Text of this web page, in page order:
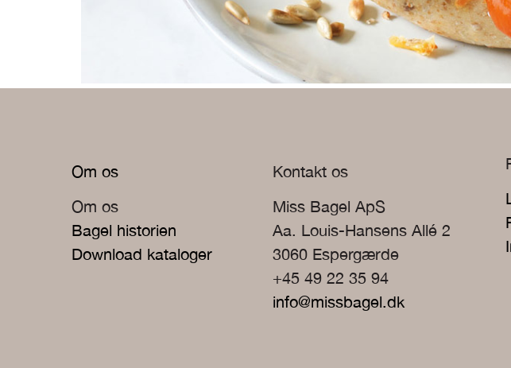
Om os
Om os
Bagel historien
Download kataloger
Kontakt os
Miss Bagel ApS
Aa. Louis-Hansens Allé 2
3060 Espergærde
+45 49 22 35 94
info@missbagel.dk